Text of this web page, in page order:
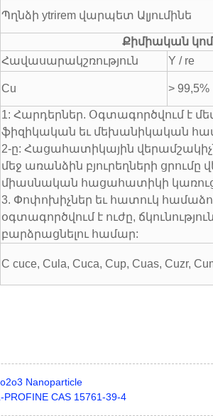
Պղնձի ytrirem վարպետ Ալյումինե
Քիմիական
Հավասարակշռություն
Y / re
Cu > 99,5%
1: Հարդերներ. Օգտագործվում է
ֆիզիկական եւ մեխանիկական
2-ը: Հացահատիկային
մեջ առանձին բյուրեղների ցրումը
միասնական հացահատիկի
3. Փոփոխիչներ եւ հատուկ
օգտագործվում է ուժը,
բարձրացնելու համար:
C cuce, Cula, Cuca, Cup, Cuas, Cuzr,
Nanoparticle
CAS 15761-39-4